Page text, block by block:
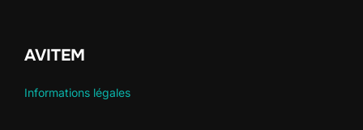
AVITEM
Informations légales